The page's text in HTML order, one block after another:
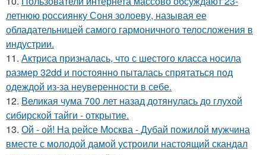
летнюю россиянку Соня золоеву, называя ее
обладательницей самого гармоничного телосложения в
индустрии.
11. Актриса призналась, что с шестого класса носила
размер 32dd и постоянно пыталась спрятаться под
одеждой из-за неуверенности в себе.
12. Великая чума 700 лет назад дотянулась до глухой
сибирской тайги - открытие.
13. Ой - ой! На рейсе Москва - Дубай пожилой мужчина
вместе с молодой дамой устроили настоящий скандал